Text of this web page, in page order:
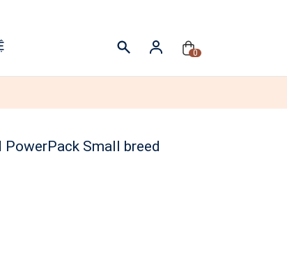
0
Small breed